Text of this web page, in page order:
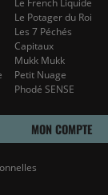
Le French Liquide
Le Potager du Roi
Les 7 Péchés
Capitaux
Mukk Mukk
Petit Nuage
Phodé SENSE
MON COMPTE